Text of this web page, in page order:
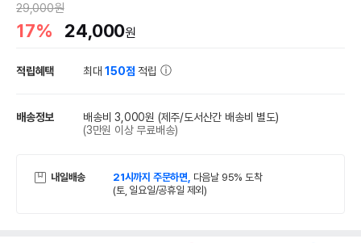
29,000원
17% 24,000원
적립혜택 최대150점 적립
배송정보 배송비 3,000원 (제주/도서산간 배송비 별도)
(3만원 이상 무료배송)
내일배송 21시까지 주문하면, 다음날 95% 도착
(토, 일요일/공휴일 제외)